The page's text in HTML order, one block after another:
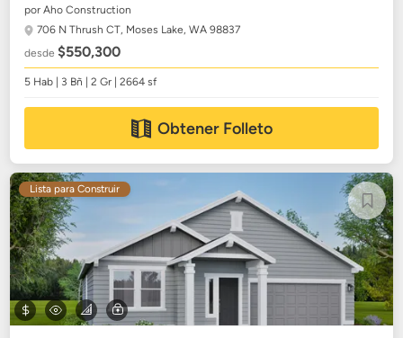
por Aho Construction
706 N Thrush CT, Moses Lake, WA 98837
desde$550,300
5 Hab | 3 Bñ | 2 Gr | 2664 sf
Obtener Folleto
Lista para Construir